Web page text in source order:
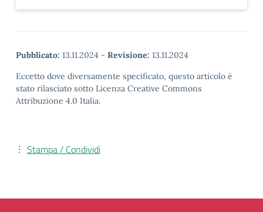
Pubblicato: 13.11.2024 - Revisione: 13.11.2024
Eccetto dove diversamente specificato, questo articolo è
stato rilasciato sotto Licenza Creative Commons
Attribuzione 4.0 Italia.
Stampa / Condividi